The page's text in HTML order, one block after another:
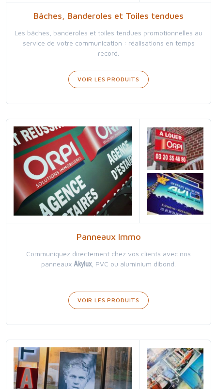
Bâches, Banderoles et Toiles tendues
Les bâches, banderoles et toiles tendues promotionnelles au
service de votre communication : réalisations en temps
record.
VOIR LES PRODUITS
Panneaux Immo
Communiquez directement chez vos clients avec nos
panneaux Akylux, PVC ou aluminium dibond.
VOIR LES PRODUITS